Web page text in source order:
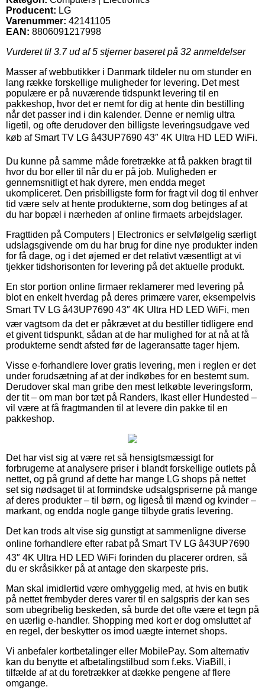
Producent: LG
Varenummer: 42141105
EAN: 8806091217998
Vurderet til 3.7ud af 5 stjerner baseret på 32 anmeldelser
Masser af webbutikker i Danmark tildeler nu om stunder en
lang række forskellige muligheder for levering. Det mest
populære er på nuværende tidspunkt levering til en
pakkeshop, hvor det er nemt for dig at hente din bestilling
når det passer ind i din kalender. Denne er nemlig ultra
ligetil, og ofte derudover den billigste leveringsudgave ved
køb af Smart TV LG â43UP7690 43″ 4K Ultra HD LED WiFi.
Du kunne på samme måde foretrække at få pakken bragt til
hvor du bor eller til når du er på job. Muligheden er
gennemsnitligt et hak dyrere, men endda meget
ukompliceret. Den prisbilligste form for fragt vil dog til enhver
tid være selv at hente produkterne, som dog betinges af at
du har bopæl i nærheden af online firmaets arbejdslager.
Fragttiden på Computers | Electronics er selvfølgelig særligt
udslagsgivende om du har brug for dine nye produkter inden
for få dage, og i det øjemed er det relativt væsentligt at vi
tjekker tidshorisonten for levering på det aktuelle produkt.
En stor portion online firmaer reklamerer med levering på
blot en enkelt hverdag på deres primære varer, eksempelvis
Smart TV LG â43UP7690 43″ 4K Ultra HD LED WiFi, men
vær vagtsom da det er påkrævet at du bestiller tidligere end
et givent tidspunkt, sådan at de har mulighed for at nå at få
produkterne sendt afsted før de lageransatte tager hjem.
Visse e-forhandlere lover gratis levering, men i reglen er det
under forudsætning af at der indkøbes for en bestemt sum.
Derudover skal man gribe den mest letkøbte leveringsform,
der tit – om man bor tæt på Randers, Ikast eller Hundested –
vil være at få fragtmanden til at levere din pakke til en
pakkeshop.
Det har vist sig at være ret så hensigtsmæssigt for
forbrugerne at analysere priser i blandt forskellige outlets på
nettet, og på grund af dette har mange LG shops på nettet
set sig nødsaget til at formindske udsalgspriserne på mange
af deres produkter – til børn, og ligeså til mænd og kvinder –
markant, og endda nogle gange tilbyde gratis levering.
Det kan trods alt vise sig gunstigt at sammenligne diverse
online forhandlere efter rabat på Smart TV LG â43UP7690
43″ 4K Ultra HD LED WiFi forinden du placerer ordren, så
du er skråsikker på at antage den skarpeste pris.
Man skal imidlertid være omhyggelig med, at hvis en butik
på nettet frembyder deres varer til en salgspris der kan ses
som ubegribelig beskeden, så burde det ofte være et tegn på
en uærlig e-handler. Shopping med kort er dog omsluttet af
en regel, der beskytter os imod uægte internet shops.
Vi anbefaler kortbetalinger eller MobilePay. Som alternativ
kan du benytte et afbetalingstilbud som f.eks. ViaBill, i
tilfælde af at du foretrækker at dække pengene af flere
omgange.